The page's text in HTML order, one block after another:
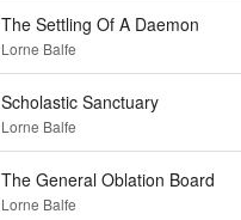
The Settling Of A Daemon
Lorne Balfe
Scholastic Sanctuary
Lorne Balfe
The General Oblation Board
Lorne Balfe